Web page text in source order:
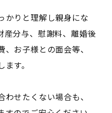
かりと理解し親身にな
産分与、慰謝料、離婚後
お子様との面会等、
す。
せたくない場合も、